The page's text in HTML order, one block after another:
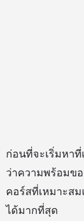
ก่อนที่จะเริ่มหาที่
ว่าความพร้อมข
คอร์สที่เหมาะส
ได้มากที่สุด